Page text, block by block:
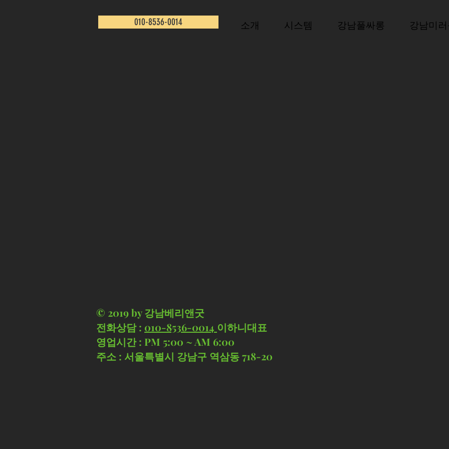
010-8536-0014 소개 시스템 강남풀싸롱 강남미러
© 2019 by 강남베리앤굿
전화상담 : 010-8536-0014 이하니대표
영업시간 : PM 5:00 ~ AM 6:00
​주소 : 서울특별시 강남구 역삼동 718-20